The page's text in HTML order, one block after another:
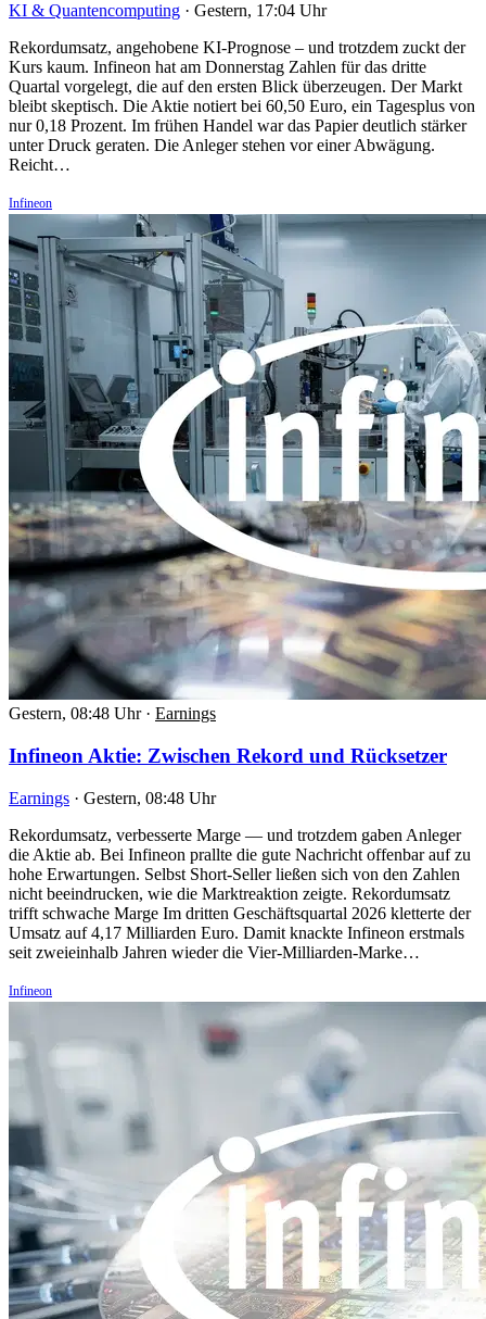
KI & Quantencomputing · Gestern, 17:04 Uhr
Rekordumsatz, angehobene KI-Prognose – und trotzdem zuckt der
Kurs kaum. Infineon hat am Donnerstag Zahlen für das dritte
Quartal vorgelegt, die auf den ersten Blick überzeugen. Der Markt
bleibt skeptisch. Die Aktie notiert bei 60,50 Euro, ein Tagesplus von
nur 0,18 Prozent. Im frühen Handel war das Papier deutlich stärker
unter Druck geraten. Die Anleger stehen vor einer Abwägung.
Reicht…
Infineon
Gestern, 08:48 Uhr · Earnings
Infineon Aktie: Zwischen Rekord und Rücksetzer
Earnings · Gestern, 08:48 Uhr
Rekordumsatz, verbesserte Marge — und trotzdem gaben Anleger
die Aktie ab. Bei Infineon prallte die gute Nachricht offenbar auf zu
hohe Erwartungen. Selbst Short-Seller ließen sich von den Zahlen
nicht beeindrucken, wie die Marktreaktion zeigte. Rekordumsatz
trifft schwache Marge Im dritten Geschäftsquartal 2026 kletterte der
Umsatz auf 4,17 Milliarden Euro. Damit knackte Infineon erstmals
seit zweieinhalb Jahren wieder die Vier-Milliarden-Marke…
Infineon